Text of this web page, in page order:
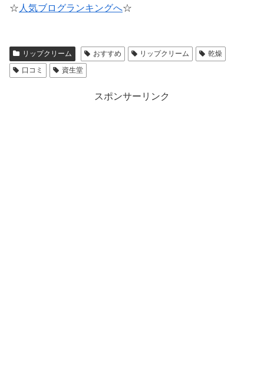
☆ 人気ブログランキングへ☆
リップクリーム おすすめ リップクリーム
乾燥
口コミ
資生堂
スポンサーリンク